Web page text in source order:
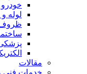
لوله
مقالات